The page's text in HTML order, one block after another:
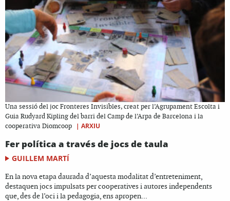
Una sessió del joc Fronteres Invisibles, creat per l’Agrupament Escolta i
Guia Rudyard Kipling del barri del Camp de l’Arpa de Barcelona i la
cooperativa Diomcoop
| ARXIU
Fer política a través de jocs de taula
GUILLEM MARTÍ
En la nova etapa daurada d’aquesta modalitat d’entreteniment,
destaquen jocs impulsats per cooperatives i autores independents
que, des de l’oci i la pedagogia, ens apropen...